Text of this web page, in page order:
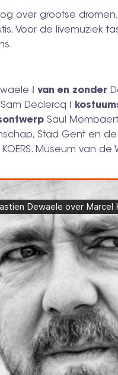
over grootse
Voor de livemuziek
ǀ van en zonder
Sam Declercq ǀ
Saul Mombaerts
Stad Gent en
KOERS. Museum van
Dewaele over Marcel Kerff